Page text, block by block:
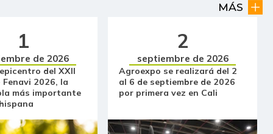
$ 25.000,00
$ 9.286,00 +$ 179,00 +1,97%
$ 4.250,00 -$ 750,00
$ 4.375,00 -$ 170,00 -3,74%
MÁS
1
de 2026
del XXII
Fenavi 2026, la
más importante
2
septiembre de 2026
Agroexpo se realizará del 2
al 6 de septiembre de 2026
por primera vez en Cali